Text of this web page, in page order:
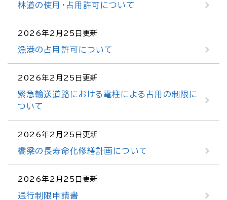
林道の使用・占用許可について
2026年2月25日更新
漁港の占用許可について
2026年2月25日更新
緊急輸送道路における電柱による占用の制限に
ついて
2026年2月25日更新
橋梁の長寿命化修繕計画について
2026年2月25日更新
通行制限申請書